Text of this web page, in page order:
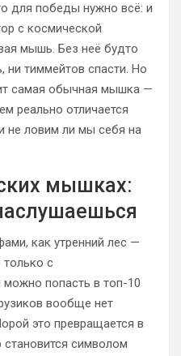
для победы нужно всё: и
с космической
мышь. Без неё будто
ни тиммейтов спасти. Но
самая обычная мышка —
реально отличается
не ловим ли мы себя на
мышках:
как утренний лес —
только с
попасть в топ-10
вообще нет
это превращается в
становится символом